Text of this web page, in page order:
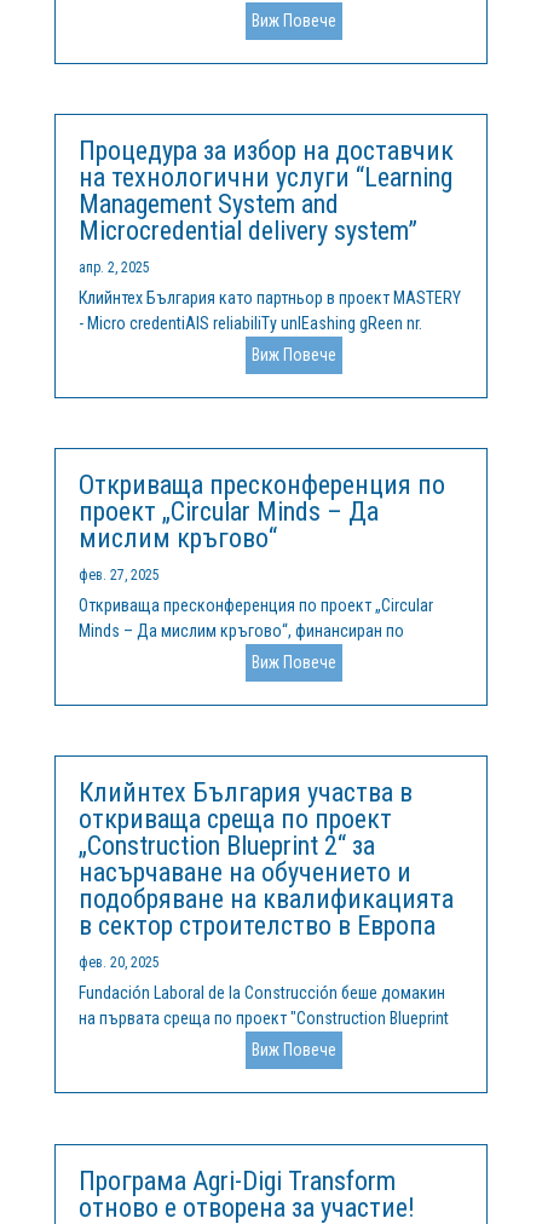
конкретни предизвикателства, на които търсят
решения. В момента програмата отново е отворена
за кандидатстване от страна на иновативни
Виж Повече
Процедура за избор на доставчик
на технологични услуги “Learning
Management System and
Microcredential delivery system”
апр. 2, 2025
Клийнтех България като партньор в проект MASTERY
- Micro credentiAlS reliabiliTy unlEashing gReen nr.
101132845 ERASMUS-EDU-2023-PI-FORWARD, обявява
процедура за избор на доставчик на технически
услуги “Learning Management System and
Виж Повече
Откриваща пресконференция по
проект „Circular Minds – Да
мислим кръгово“
фев. 27, 2025
Откриваща пресконференция по проект „Circular
Minds – Да мислим кръгово“, финансиран по
програма „Интеррег Европа“, беше проведена на 25
февруари 2025 г. в гр. Кърджали. Проектът се
изпълнява от Фондация „Клийнтех България“, в
Виж Повече
Клийнтех България участва в
откриваща среща по проект
„Construction Blueprint 2“ за
насърчаване на обучението и
подобряване на квалификацията
в сектор строителство в Европа
фев. 20, 2025
Fundación Laboral de la Construcción беше домакин
на първата среща по проект "Construction Blueprint
2" в централата си в Мадрид на 11 и 12 февруари.
Тази инициатива, съфинансирана от програмата
"Еразъм+" на Европейския съюз, има за цел да
Виж Повече
Програма Agri-Digi Transform
отново е отворена за участие!